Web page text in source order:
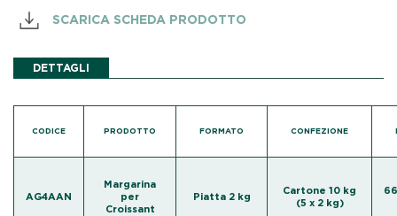
SCARICA SCHEDA PRODOTTO
DETTAGLI
CODICE PRODOTTO
AG4AAN
Margarina
per
Croissant
FORMATO CONFEZIONE
Piatta 2 kg
Cartone 10 kg
(5 x 2 kg)